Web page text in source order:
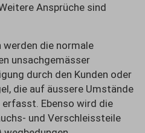
Ansprüche sind
die normale
unsachgemässer
durch den Kunden oder
die auf äussere Umstände
Ebenso wird die
und Verschleissteile